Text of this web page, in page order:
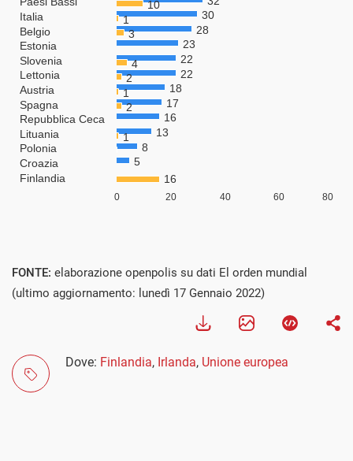
FONTE: elaborazione openpolis su dati El orden mundial
(ultimo aggiornamento: lunedì 17 Gennaio 2022)
Dove: Finlandia, Irlanda, Unione europea